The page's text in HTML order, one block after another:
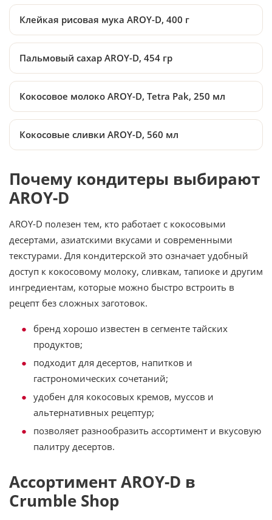
Клейкая рисовая мука AROY-D, 400 г
Пальмовый сахар AROY-D, 454 гр
Кокосовое молоко AROY-D, Tetra Pak, 250 мл
Кокосовые сливки AROY-D, 560 мл
Почему кондитеры выбирают
AROY-D
AROY-D полезен тем, кто работает с кокосовыми
десертами, азиатскими вкусами и современными
текстурами. Для кондитерской это означает удобный
доступ к кокосовому молоку, сливкам, тапиоке и другим
ингредиентам, которые можно быстро встроить в
рецепт без сложных заготовок.
бренд хорошо известен в сегменте тайских
продуктов;
подходит для десертов, напитков и
гастрономических сочетаний;
удобен для кокосовых кремов, муссов и
альтернативных рецептур;
позволяет разнообразить ассортимент и вкусовую
палитру десертов.
Ассортимент AROY-D в
Crumble Shop